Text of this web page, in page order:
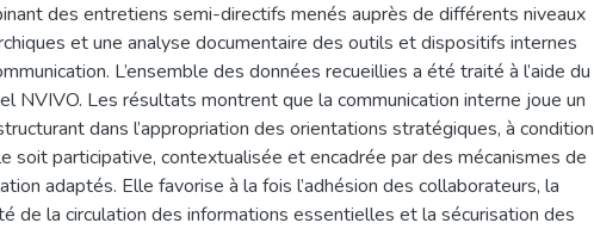
des entretiens semi-directifs menés auprès de différents niveaux
et une analyse documentaire des outils et dispositifs internes
L’ensemble des données recueillies a été traité à l’aide du
NVIVO. Les résultats montrent que la communication interne joue un
dans l’appropriation des orientations stratégiques, à condition
soit participative, contextualisée et encadrée par des mécanismes de
adaptés. Elle favorise à la fois l’adhésion des collaborateurs, la
de la circulation des informations essentielles et la sécurisation des